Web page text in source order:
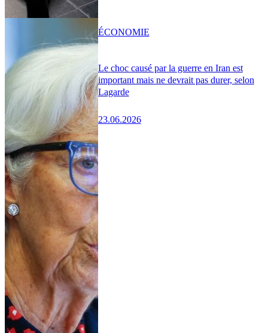
Le choc causé par la guerre en Iran est
important mais ne devrait pas durer, selon
Lagarde
23.06.2026
ÉCONOMIE